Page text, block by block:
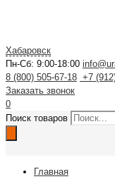
Хабаровск
Пн-Сб: 9:00-18:00
8 (800) 505-67-18 +7
Заказать звонок
0
Поиск товаров
Главная